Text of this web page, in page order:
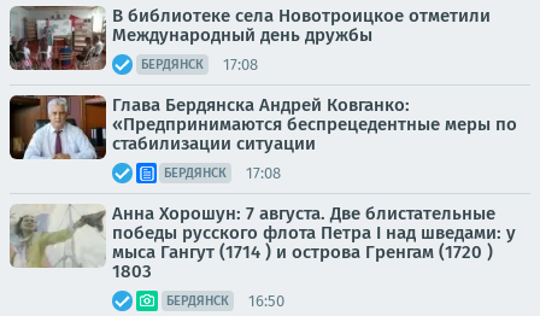
В библиотеке села Новотроицкое отметили
Международный день дружбы
БЕРДЯНСК 17:08
Глава Бердянска Андрей Ковганко:
«Предпринимаются беспрецедентные меры по
стабилизации ситуации
БЕРДЯНСК 17:08
Анна Хорошун: 7 августа. Две блистательные
победы русского флота Петра I над шведами: у
мыса Гангут (1714 ) и острова Гренгам (1720 )
1803
БЕРДЯНСК 16:50